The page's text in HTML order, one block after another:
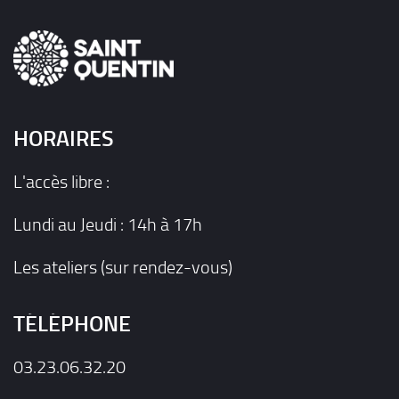
HORAIRES
L'accès libre :
Lundi au Jeudi : 14h à 17h
Les ateliers (sur rendez-vous)
TÉLÉPHONE
03.23.06.32.20